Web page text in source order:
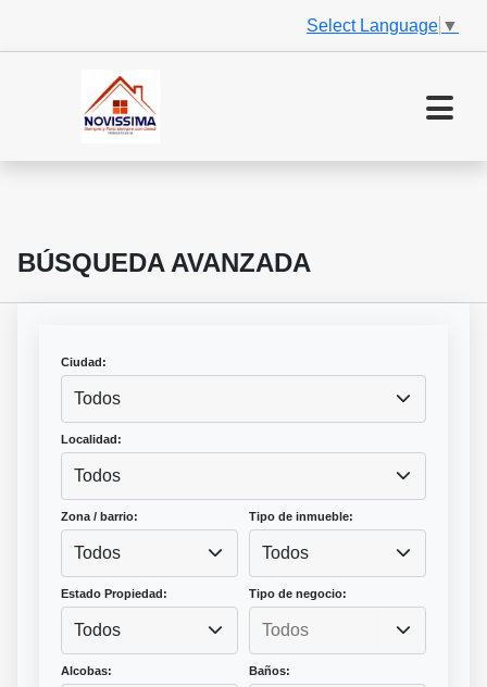
Select Language ▼
BÚSQUEDA AVANZADA
Ciudad:
Todos
Localidad:
Todos
Zona / barrio:
Todos
Tipo de inmueble:
Todos
Estado Propiedad:
Todos
Tipo de negocio:
Alcobas: Baños: